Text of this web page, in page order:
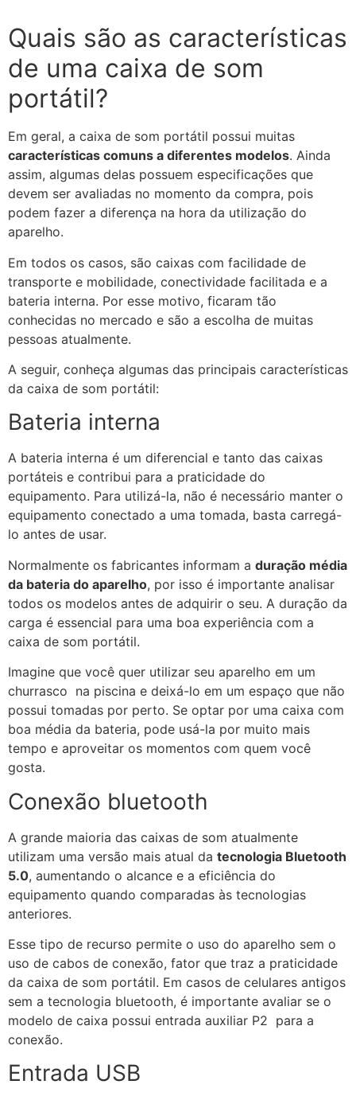
Quais são as características
de uma caixa de som
portátil?
Em geral, a caixa de som portátil possui muitas
características comuns a diferentes modelos. Ainda
assim, algumas delas possuem especificações que
devem ser avaliadas no momento da compra, pois
podem fazer a diferença na hora da utilização do
aparelho.
Em todos os casos, são caixas com facilidade de
transporte e mobilidade, conectividade facilitada e a
bateria interna. Por esse motivo, ficaram tão
conhecidas no mercado e são a escolha de muitas
pessoas atualmente.
A seguir, conheça algumas das principais características
da caixa de som portátil:
Bateria interna
A bateria interna é um diferencial e tanto das caixas
portáteis e contribui para a praticidade do
equipamento. Para utilizá-la, não é necessário manter o
equipamento conectado a uma tomada, basta carregá-
lo antes de usar.
Normalmente os fabricantes informam a duração média
da bateria do aparelho, por isso é importante analisar
todos os modelos antes de adquirir o seu. A duração da
carga é essencial para uma boa experiência com a
caixa de som portátil.
Imagine que você quer utilizar seu aparelho em um
churrasco na piscina e deixá-lo em um espaço que não
possui tomadas por perto. Se optar por uma caixa com
boa média da bateria, pode usá-la por muito mais
tempo e aproveitar os momentos com quem você
gosta.
Conexão bluetooth
A grande maioria das caixas de som atualmente
utilizam uma versão mais atual da tecnologia Bluetooth
5.0, aumentando o alcance e a eficiência do
equipamento quando comparadas às tecnologias
anteriores.
Esse tipo de recurso permite o uso do aparelho sem o
uso de cabos de conexão, fator que traz a praticidade
da caixa de som portátil. Em casos de celulares antigos
sem a tecnologia bluetooth, é importante avaliar se o
modelo de caixa possui entrada auxiliar P2 para a
conexão.
Entrada USB